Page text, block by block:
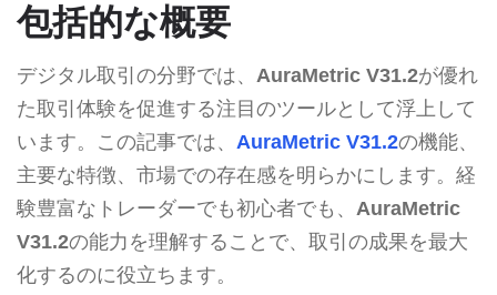
包括的な概要
デジタル取引の分野では、 AuraMetric V31.2が優れ
た取引体験を促進する注目のツールとして浮上して
います。この記事では、 AuraMetric V31.2の機能、
主要な特徴、市場での存在感を明らかにします。経
験豊富なトレーダーでも初心者でも、 AuraMetric
V31.2の能力を理解することで、取引の成果を最大
化するのに役立ちます。